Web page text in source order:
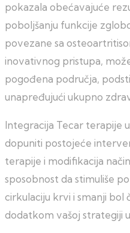
pokazala obećavajuće
poboljšanju funkcije
povezane sa
inovativnog pristupa,
pogođena područja,
unapređujući ukupno
Integracija Tecar terapije
dopuniti postojeće
terapije i modifikacija
sposobnost da stimuliše
cirkulaciju krvi i smanji bol
dodatkom vašoj strategiji